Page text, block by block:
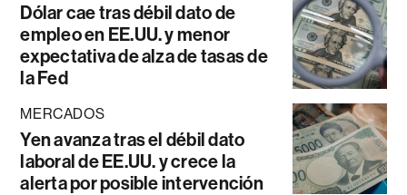
Dólar cae tras débil dato de
empleo en EE.UU. y menor
expectativa de alza de tasas de
la Fed
MERCADOS
Yen avanza tras el débil dato
laboral de EE.UU. y crece la
alerta por posible intervención